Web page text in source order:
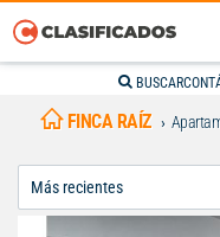
BUSCAR
FINCA RAÍZ